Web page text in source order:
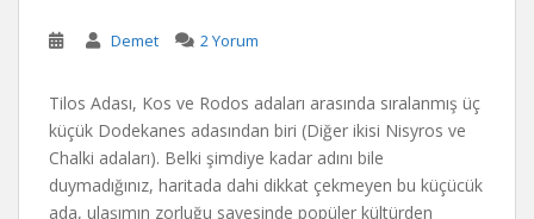
Demet 2 Yorum
Tilos Adası, Kos ve Rodos adaları arasında sıralanmış üç
küçük Dodekanes adasından biri (Diğer ikisi Nisyros ve
Chalki adaları). Belki şimdiye kadar adını bile
duymadığınız, haritada dahi dikkat çekmeyen bu küçücük
ada, ulaşımın zorluğu sayesinde popüler kültürden